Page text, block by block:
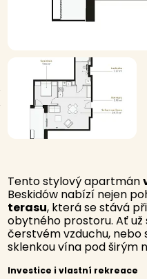
Tento stylový apartmán
Beskidów nabízí nejen
terasu, která se stává
obytného prostoru. Ať
čerstvém vzduchu, nebo
sklenkou vína pod širým
Investice i vlastní rekreace